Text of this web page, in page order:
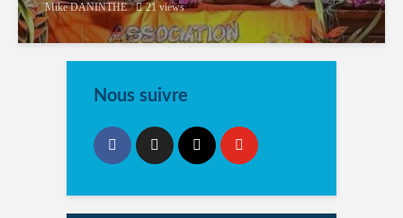
Mike DANINTHE 21 views
Nous suivre